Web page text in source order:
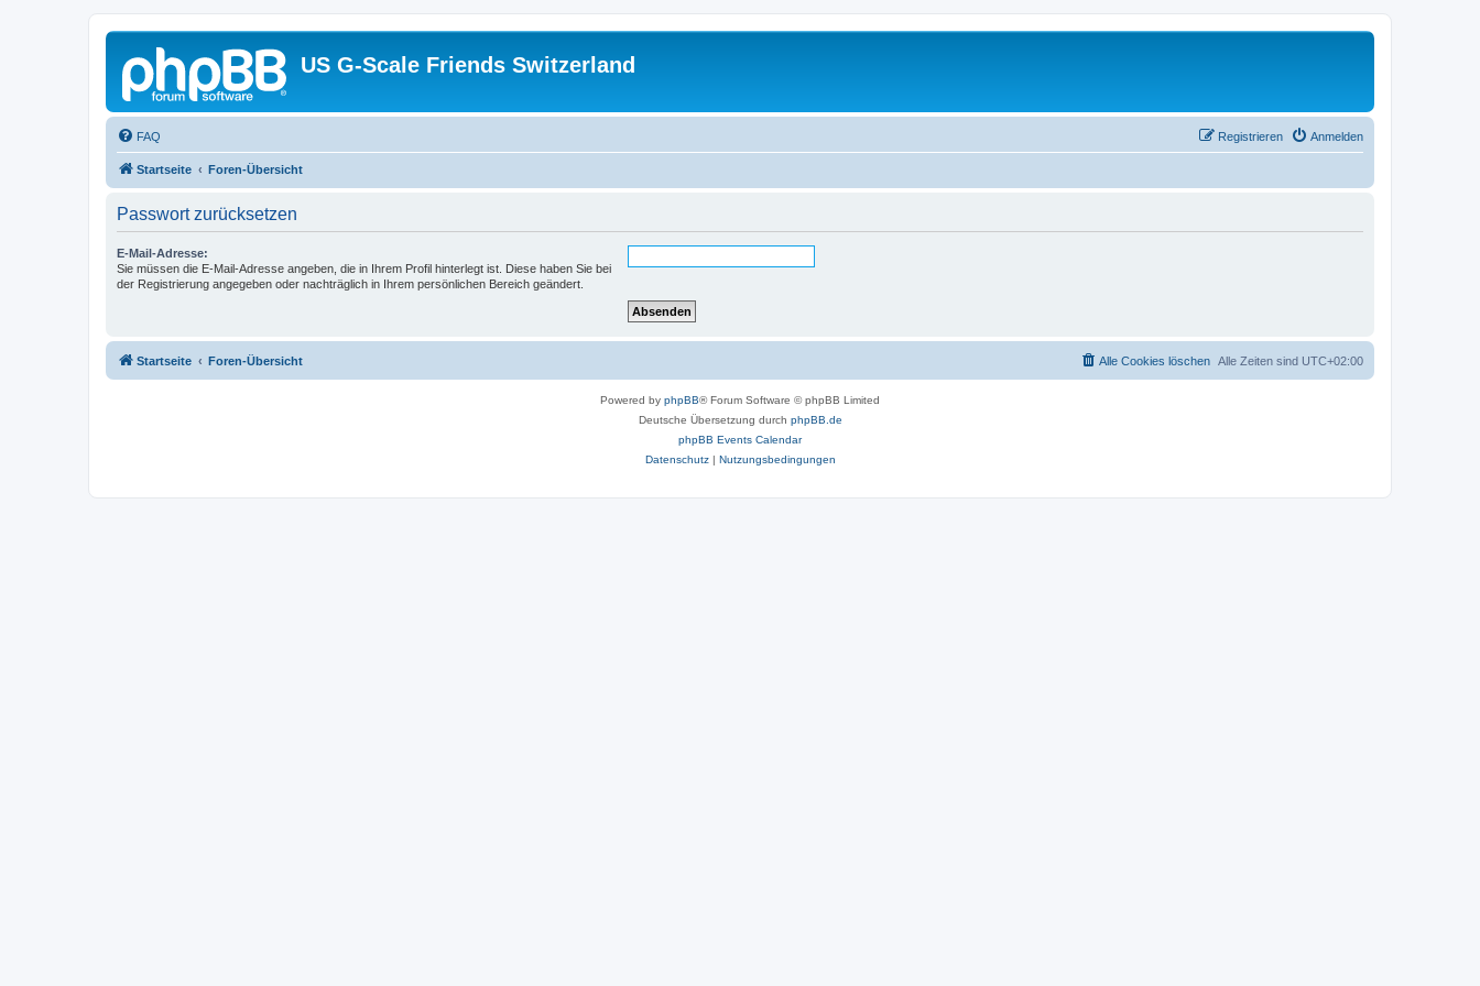
US G-Scale Friends Switzerland
FAQ Anmelden
Registrieren
Startseite Foren-Übersicht
Passwort zurücksetzen
E-Mail-Adresse:
Sie müssen die E-Mail-Adresse angeben, die in Ihrem Profil hinterlegt ist. Diese haben Sie bei
der Registrierung angegeben oder nachträglich in Ihrem persönlichen Bereich geändert.
Startseite Foren-Übersicht Alle Zeiten sind UTC+02:00
Alle Cookies löschen
Powered by phpBB® Forum Software © phpBB Limited
Deutsche Übersetzung durch phpBB.de
phpBB Events Calendar
Datenschutz| Nutzungsbedingungen